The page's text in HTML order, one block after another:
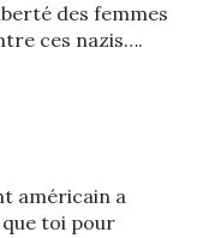
des femmes
ces nazis….
américain a
toi pour